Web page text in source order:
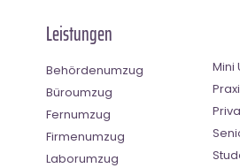
Leistungen
Behördenumzug
Büroumzug
Fernumzug
Firmenumzug
Laborumzug
Mini